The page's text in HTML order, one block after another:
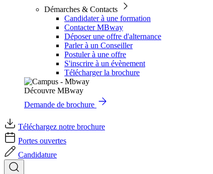
Démarches & Contacts
Candidater à une formation
Contacter MBway
Déposer une offre d'alternance
Parler à un Conseiller
Postuler à une offre
S'inscrire à un évènement
Télécharger la brochure
Découvre MBway
Demande de brochure
Téléchargez notre brochure
Portes ouvertes
Candidature